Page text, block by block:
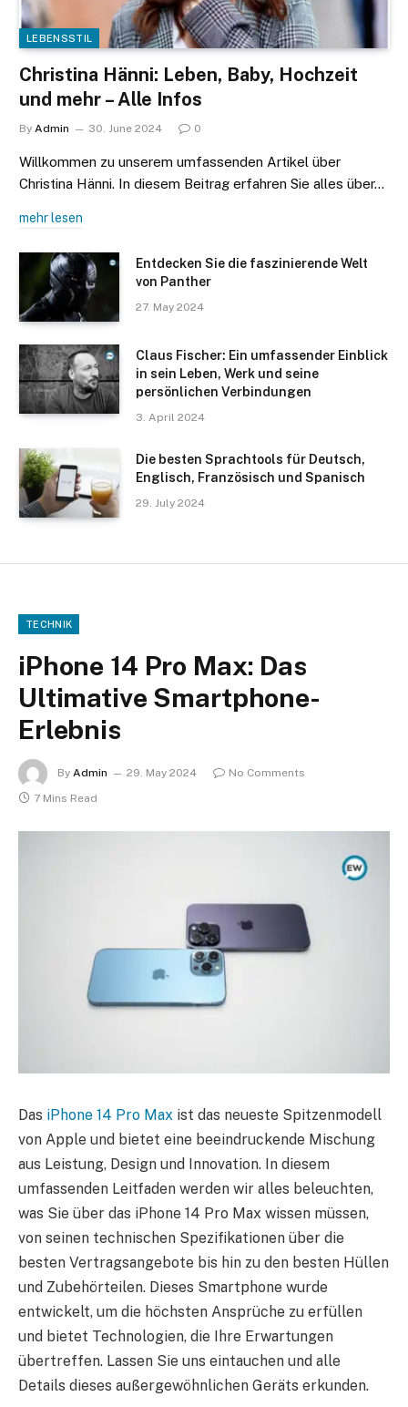
LEBENSSTIL
Christina Hänni: Leben, Baby, Hochzeit
und mehr – Alle Infos
By Admin 30. June 2024 0
Willkommen zu unserem umfassenden Artikel über
Christina Hänni. In diesem Beitrag erfahren Sie alles über…
mehr lesen
Entdecken Sie die faszinierende Welt
von Panther
27. May 2024
Claus Fischer: Ein umfassender Einblick
in sein Leben, Werk und seine
persönlichen Verbindungen
3. April 2024
Die besten Sprachtools für Deutsch,
Englisch, Französisch und Spanisch
29. July 2024
TECHNIK
iPhone 14 Pro Max: Das
Ultimative Smartphone-
Erlebnis
By Admin 29. May 2024
No Comments
7 Mins Read
Das iPhone 14 Pro Max ist das neueste Spitzenmodell
von Apple und bietet eine beeindruckende Mischung
aus Leistung, Design und Innovation. In diesem
umfassenden Leitfaden werden wir alles beleuchten,
was Sie über das iPhone 14 Pro Max wissen müssen,
von seinen technischen Spezifikationen über die
besten Vertragsangebote bis hin zu den besten Hüllen
und Zubehörteilen. Dieses Smartphone wurde
entwickelt, um die höchsten Ansprüche zu erfüllen
und bietet Technologien, die Ihre Erwartungen
übertreffen. Lassen Sie uns eintauchen und alle
Details dieses außergewöhnlichen Geräts erkunden.